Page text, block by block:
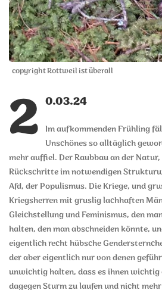
copyright Rottweil ist überall
2 0.03.24
Im aufkommenden Frühling
Unschönes so alltäglich
mehr auffiel. Der Raubbau an der
Rückschritte im notwendigen
Afd, der Populismus. Die Kriege, und
Kriegsherren mit gruslig lachhaften
Gleichstellung und Feminismus, den
halten, den man abschneiden könnte,
eigentlich recht hübsche
der aber eigentlich nur von denen
unwichtig halten, dass es ihnen
dagegen Sturm zu laufen und nicht